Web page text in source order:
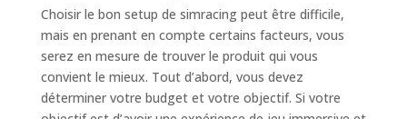
Choisir le bon setup de simracing peut être difficile,
mais en prenant en compte certains facteurs, vous
serez en mesure de trouver le produit qui vous
convient le mieux. Tout d’abord, vous devez
déterminer votre budget et votre objectif. Si votre